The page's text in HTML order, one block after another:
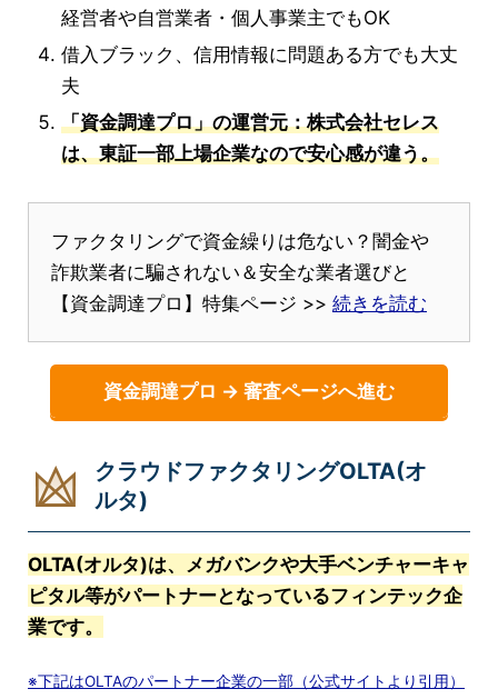
経営者や自営業者・個人事業主でもOK
借入ブラック、信用情報に問題ある方でも大丈
夫
「資金調達プロ」の運営元：株式会社セレス
は、東証一部上場企業なので安心感が違う。
ファクタリングで資金繰りは危ない？闇金や
詐欺業者に騙されない＆安全な業者選びと
【資金調達プロ】特集ページ >> 続きを読む
資金調達プロ → 審査ページへ進む
クラウドファクタリングOLTA(オ
ルタ)
OLTA(オルタ)は、メガバンクや大手ベンチャーキャ
ピタル等がパートナーとなっているフィンテック企
業です。
※下記はOLTAのパートナー企業の一部（公式サイトより引用）